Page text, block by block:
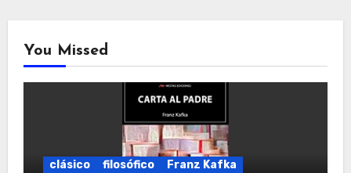
You Missed
clásico filosófico
Franz Kafka